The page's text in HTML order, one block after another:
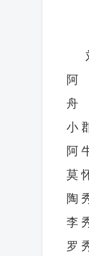
阿
舟
小
阿
莫
陶
李
罗